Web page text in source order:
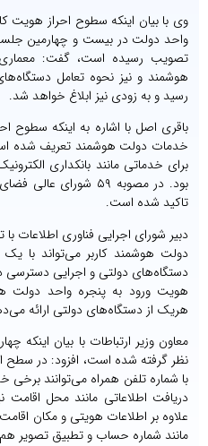
وی با بیان اینکه سطوح احراز هویت
واحد دولت در بیست و چهارمین
تصویب رسیده است، گفت:
هوشمند و نیز نحوه تعامل
رسید و به زودی نیز ابلاغ خواهد شد.
باقری اصل با اشاره به اینکه سطوح
خدمات دولت هوشمند تعریف شده
برای خدماتی مانند بانکداری
بود. در مصوبه ۵۹
تاکید شده است.
دبیر شورای اجرایی فناوری اطلاعات
دولت هوشمند کاربر می‌تواند با
دستگاه‌های دولتی و اجرایی دسترسی
هویت ورود به پنجره واحد دولت
هریک از دستگاه‌های دولتی ارائه
معاون وزیر ارتباطات با بیان اینکه
نظر گرفته شده است، افزود: در سطح
با شماره تلفن همراه می‌توانند
دریافت اطلاعاتی مانند محل
علاوه بر اطلاعات هویتی و مکان
مانند شماره حساب و تطبیق تصویر